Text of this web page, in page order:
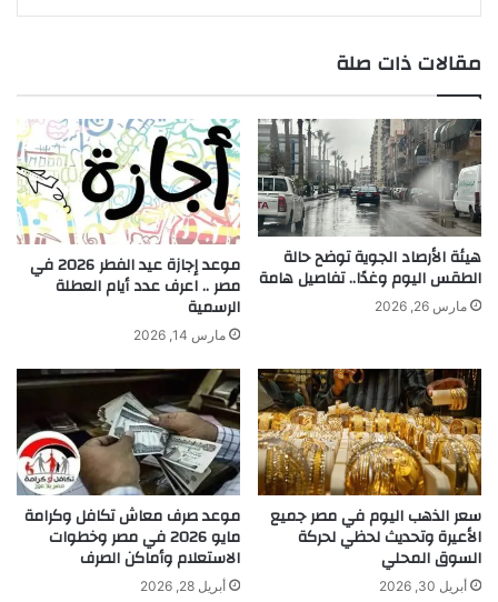
مقالات ذات صلة
هيئة الأرصاد الجوية توضح حالة
الطقس اليوم وغدًا.. تفاصيل هامة
مارس 26, 2026
موعد إجازة عيد الفطر 2026 في
مصر .. اعرف عدد أيام العطلة
الرسمية
مارس 14, 2026
سعر الذهب اليوم في مصر جميع
الأعيرة وتحديث لحظي لحركة
السوق المحلي
أبريل 30, 2026
موعد صرف معاش تكافل وكرامة
مايو 2026 في مصر وخطوات
الاستعلام وأماكن الصرف
أبريل 28, 2026